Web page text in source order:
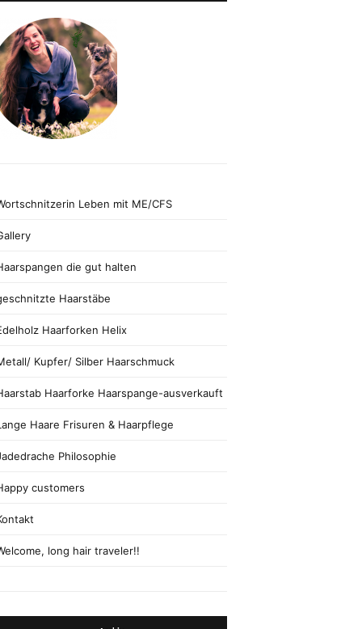
Leben mit ME/CFS
die gut halten
Haarstäbe
Haarforken Helix
Kupfer/ Silber Haarschmuck
Haarforke Haarspange-ausverkauft
Haare Frisuren & Haarpflege
Philosophie
customers
long hair traveler!!